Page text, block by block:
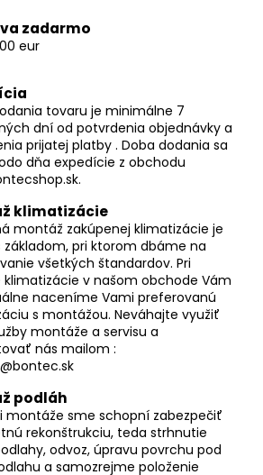
ý
u
zadarmo
eur
tovaru je minimálne 7
dní od potvrdenia objednávky a
prijatej platby . Doba dodania sa
dňa expedície z obchodu
klimatizácie
montáž zakúpenej klimatizácie je
základom, pri ktorom dbáme na
všetkých štandardov. Pri
klimatizácie v našom obchode Vám
naceníme Vami preferovanú
s montážou. Neváhajte využiť
montáže a servisu a
nás mailom :
podláh
montáže sme schopní zabezpečiť
rekonštrukciu, teda strhnutie
odvoz, úpravu povrchu pod
a samozrejme položenie